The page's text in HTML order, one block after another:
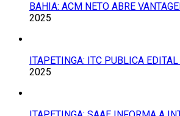
BAHIA: ACM NETO ABRE
2025
ITAPETINGA: ITC PUBLICA
2025